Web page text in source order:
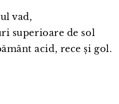
vad,
superioare de sol
acid, rece și gol.